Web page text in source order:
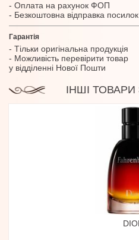
- Оплата на рахунок ФОП
- Безкоштовна відправка
Гарантія
- Тільки оригінальна продукція
- Можливість перевірити товар
у відділенні Нової Пошти
ІНШІ ТОВАРИ